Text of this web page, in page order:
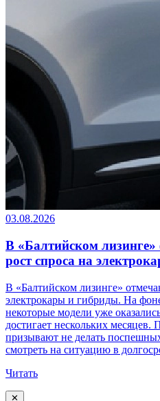
03.08.2026
В «Балтийском
рост спроса на
В «Балтийском лизинге»
электрокары и гибриды. На
некоторые модели уже
достигает нескольких
призывают не делать
смотреть на ситуацию в
Читать
✕